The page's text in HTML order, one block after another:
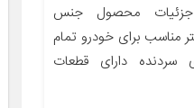
محصول جنس
مناسب برای خودرو تمام
سردنده دارای قطعات